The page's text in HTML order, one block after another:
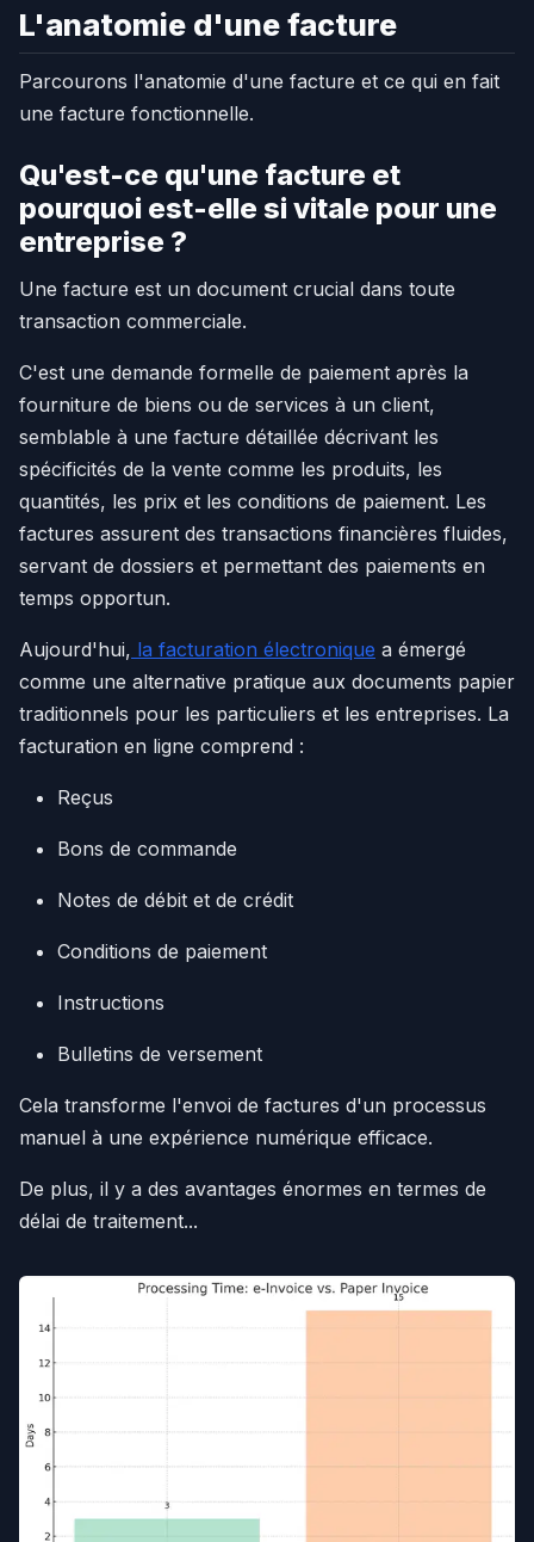
L'anatomie d'une facture
Parcourons l'anatomie d'une facture et ce qui en fait
une facture fonctionnelle.
Qu'est-ce qu'une facture et
pourquoi est-elle si vitale pour une
entreprise ?
Une facture est un document crucial dans toute
transaction commerciale.
C'est une demande formelle de paiement après la
fourniture de biens ou de services à un client,
semblable à une facture détaillée décrivant les
spécificités de la vente comme les produits, les
quantités, les prix et les conditions de paiement. Les
factures assurent des transactions financières fluides,
servant de dossiers et permettant des paiements en
temps opportun.
Aujourd'hui, la facturation électronique a émergé
comme une alternative pratique aux documents papier
traditionnels pour les particuliers et les entreprises. La
facturation en ligne comprend :
Reçus
Bons de commande
Notes de débit et de crédit
Conditions de paiement
Instructions
Bulletins de versement
Cela transforme l'envoi de factures d'un processus
manuel à une expérience numérique efficace.
De plus, il y a des avantages énormes en termes de
délai de traitement...